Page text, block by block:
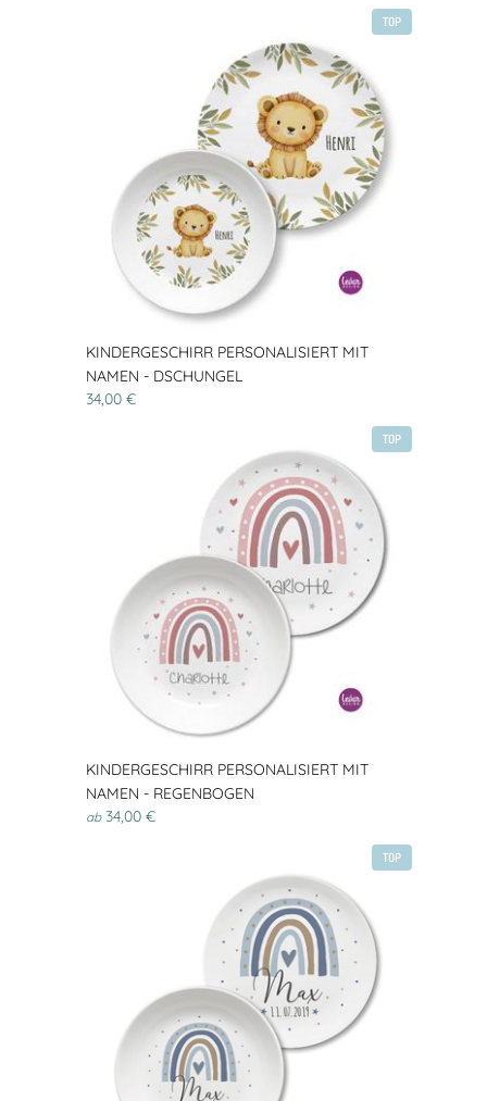
TOP
KINDERGESCHIRR PERSONALISIERT MIT
NAMEN - DSCHUNGEL
34,00 €
TOP
KINDERGESCHIRR PERSONALISIERT MIT
NAMEN - REGENBOGEN
ab34,00 €
TOP